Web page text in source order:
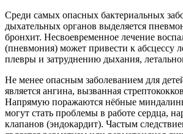
Среди самых опасных бактериальных
дыхательных органов выделяется
бронхит. Несвоевременное лечение
(пневмония) может привести к абсцессу
плевры и затруднению дыхания,
Не менее опасным заболеванием для
является ангина, вызванная
Напрямую поражаются нёбные
могут стать проблемы в работе сердца,
клапанов (эндокардит). Частым